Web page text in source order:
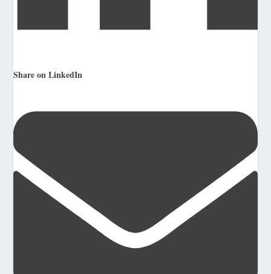
Share on LinkedIn